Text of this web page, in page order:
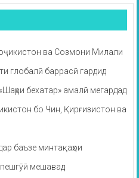
ва Созмони Милали
глобалӣ баррасӣ гардид
бехатар» амалӣ мегардад
бо Чин, Қирғизистон ва
баъзе минтақаҳои
мешавад